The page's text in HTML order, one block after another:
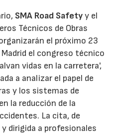
SMA Road Safetyy el
Técnicos de Obras
el próximo 23
el congreso técnico
vidas en la carretera',
a analizar el papel de
y los sistemas de
la reducción de la
La cita, de
dirigida a profesionales